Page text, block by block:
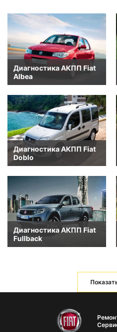
Диагностика АКПП Fiat
Albea
Диагностика АКПП Fiat
Doblo
Диагностика АКПП Fiat
Fullback